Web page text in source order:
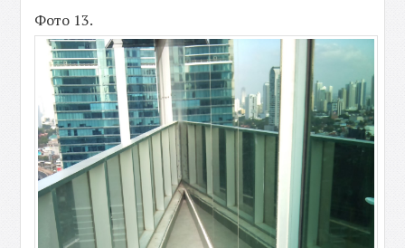
Фото 13.